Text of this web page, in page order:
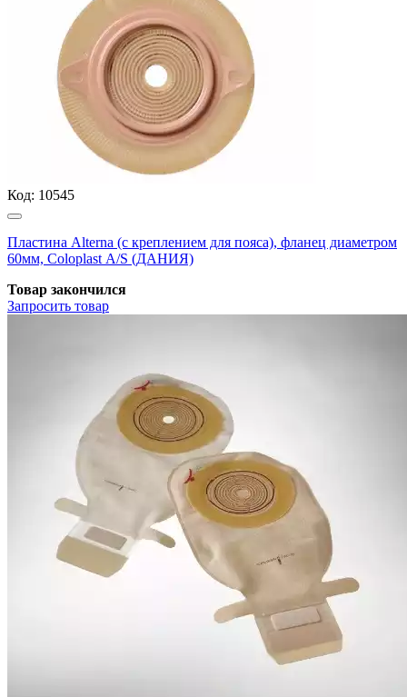
Код: 10545
Пластина Alterna (с креплением для пояса), фланец диаметром
60мм, Coloplast А/S (ДАНИЯ)
Товар закончился
Запросить товар